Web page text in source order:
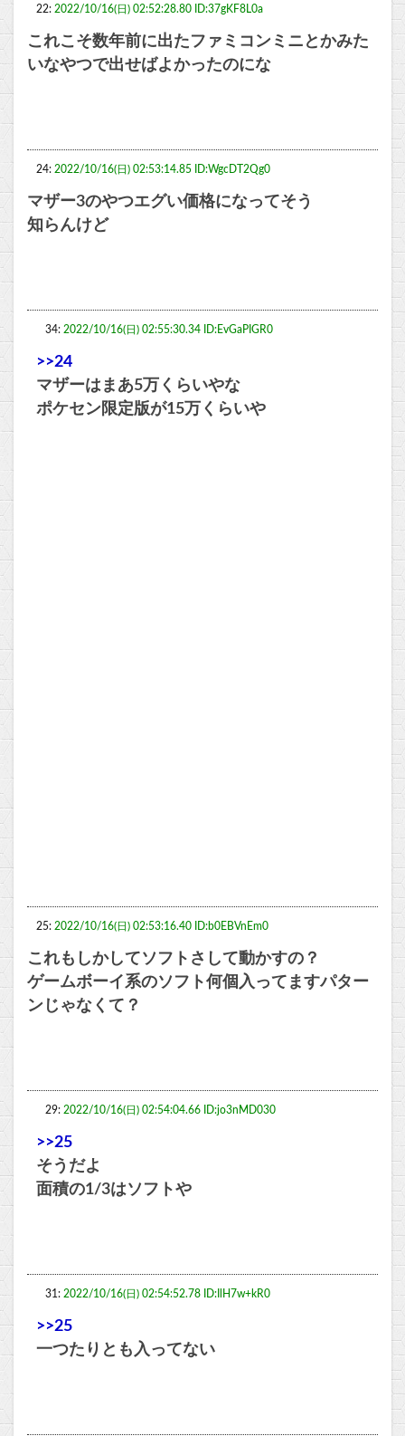
22: 2022/10/16(日) 02:52:28.80 ID:37gKF8L0a
これこそ数年前に出たファミコンミニとかみた
いなやつで出せばよかったのにな
24: 2022/10/16(日) 02:53:14.85 ID:WgcDT2Qg0
マザー3のやつエグい価格になってそう
知らんけど
34: 2022/10/16(日) 02:55:30.34 ID:EvGaPIGR0
>>24
マザーはまあ5万くらいやな
ポケセン限定版が15万くらいや
25: 2022/10/16(日) 02:53:16.40 ID:b0EBVnEm0
これもしかしてソフトさして動かすの？
ゲームボーイ系のソフト何個入ってますパター
ンじゃなくて？
29: 2022/10/16(日) 02:54:04.66 ID:jo3nMD030
>>25
そうだよ
面積の1/3はソフトや
31: 2022/10/16(日) 02:54:52.78 ID:IlH7w+kR0
>>25
一つたりとも入ってない